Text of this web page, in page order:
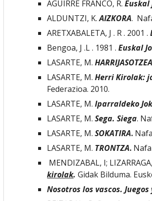
AGUIRRE FRANCO, R.
ALDUNTZI, K. AIZKORA.
ARETXABALETA, J . R . 2001 .
Bengoa, J .L . 1981 . Euskal
LASARTE, M.
LASARTE, M. Herri Kirolak:
Federazioa. 2010.
LASARTE, M. Iparraldeko
LASARTE, M. Sega. Siega.
LASARTE, M. SOKATIRA.
LASARTE, M. TRONTZA.
MENDIZABAL, I;
kirolak. Gidak Bilduma.
Nosotros los vascos.